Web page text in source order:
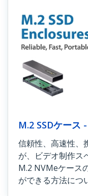
M.2 SSDケース
信頼性、高速性、
が、ビデオ制作ス
M.2 NVMeケース
ができる方法につ